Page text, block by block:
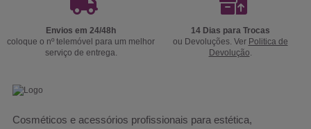
Envios em 24/48h
coloque o nº telemóvel para um melhor
serviço de entrega.
14 Dias para Trocas
ou Devoluções. Ver Politica de
Devolução.
Cosméticos e acessórios profissionais para estética,